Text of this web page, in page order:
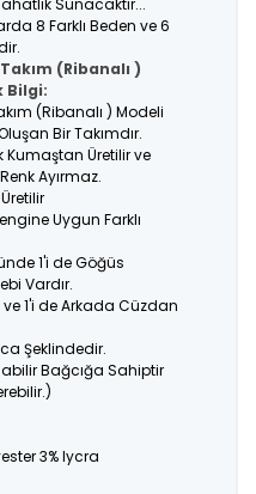
Sunacaktır...
8 Farklı Beden ve 6
(Ribanalı )
Bilgi:
(Ribanalı ) Modeli
Bir Takımdır.
Kumaştan Üretilir ve
Ayırmaz.
Uygun Farklı
1'i de Göğüs
Vardır.
1'i de Arkada Cüzdan
Şeklindedir.
Bağcığa Sahiptir
3% lycra